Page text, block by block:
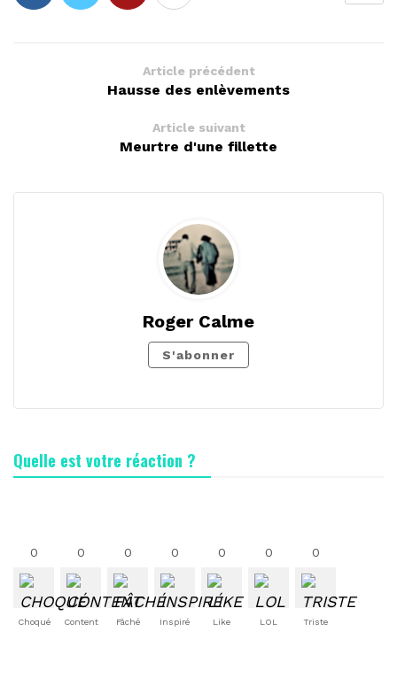
Article précédent
Hausse des enlèvements
Article suivant
Meurtre d'une fillette
Roger Calme
S'abonner
Quelle est votre réaction ?
0
Choqué
0
Content
0
Fâché
0
Inspiré
0
Like
0
LOL
0
Triste